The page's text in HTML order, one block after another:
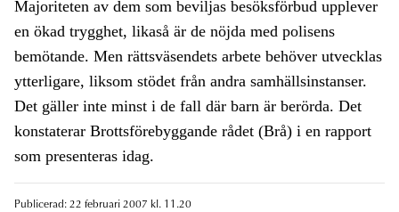
Majoriteten av dem som beviljas besöksförbud upplever
en ökad trygghet, likaså är de nöjda med polisens
bemötande. Men rättsväsendets arbete behöver utvecklas
ytterligare, liksom stödet från andra samhällsinstanser.
Det gäller inte minst i de fall där barn är berörda. Det
konstaterar Brottsförebyggande rådet (Brå) i en rapport
som presenteras idag.
Publicerad: 22 februari 2007 kl. 11.20